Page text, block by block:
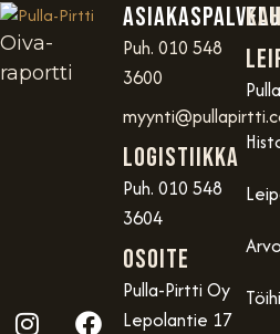
Oiva-
raportti
Asiakaspalvelu
Puh. 010 548
3600
Logistiikka
Puh. 010 548
3604
OSOITE
Pulla-Pirtti Oy
Lepolantie 17